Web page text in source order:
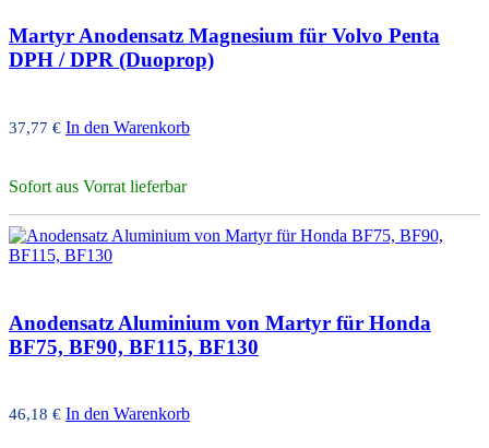
Martyr Anodensatz Magnesium für Volvo Penta
DPH / DPR (Duoprop)
37,77 € In den Warenkorb
Sofort aus Vorrat lieferbar
Anodensatz Aluminium von Martyr für Honda
BF75, BF90, BF115, BF130
46,18 € In den Warenkorb